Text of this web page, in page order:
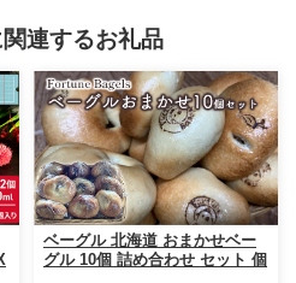
連するお礼品
ベーグル 北海道 おまかせベー
グル 10個 詰め合わせ セット 個